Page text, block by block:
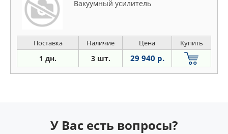
Вакуумный усилитель
Поставка Наличие Цена Купить
1 дн. 3 шт. 29 940 р.
У Вас есть вопросы?